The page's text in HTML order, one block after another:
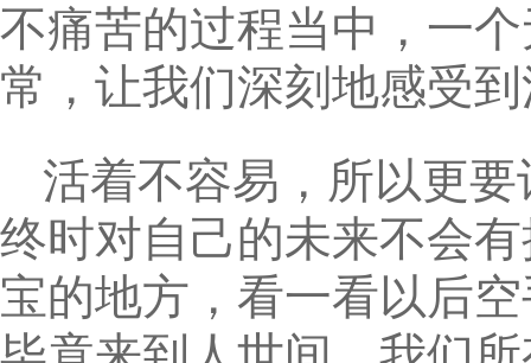
不痛苦的过程当中，一
常，让我们深刻地感受
活着不容易，所以更
终时对自己的未来不会
宝的地方，看一看以后